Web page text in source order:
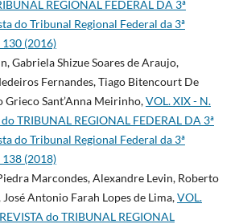
REGIONAL FEDERAL DA 3ª
do Tribunal Regional Federal da 3ª
130 (2016)
Gabriela Shizue Soares de Araujo,
Fernandes, Tiago Bitencourt De
Grieco Sant’Anna Meirinho,VOL. XIX - N.
TRIBUNAL REGIONAL FEDERAL DA 3ª
do Tribunal Regional Federal da 3ª
138 (2018)
Marcondes, Alexandre Levin, Roberto
Antonio Farah Lopes de Lima,VOL.
do TRIBUNAL REGIONAL